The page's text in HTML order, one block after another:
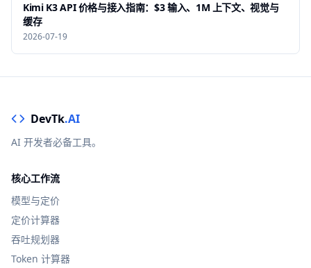
Kimi K3 API 价格与接入指南：$3 输入、1M 上下文、视觉与
缓存
2026-07-19
DevTk.AI
AI 开发者必备工具。
核心工作流
模型与定价
定价计算器
吞吐规划器
Token 计算器